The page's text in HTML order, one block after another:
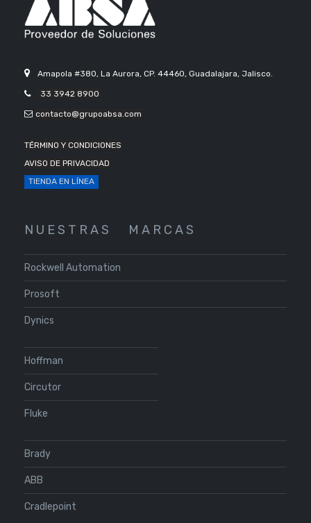
Amapola #380, La Aurora, CP. 44460, Guadalajara, Jalisco.
33 3942 8900
contacto@grupoabsa.com
TÉRMINO Y CONDICIONES
AVISO DE PRIVACIDAD
TIENDA EN LÍNEA
N U E S T R A S M A R C A S
Rockwell Automation
Prosoft
Dynics
Hoffman
Circutor
Fluke
Brady
ABB
Cradlepoint